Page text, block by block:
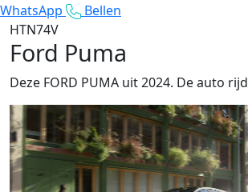
WhatsApp
Bellen
HTN74V
Ford Puma
Deze FORD PUMA uit 2024. De auto